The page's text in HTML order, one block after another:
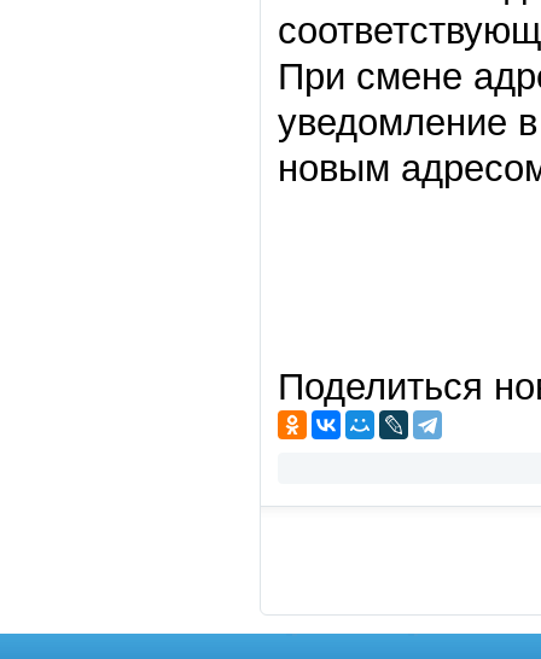
При смене
уведомление
новым
Поделиться